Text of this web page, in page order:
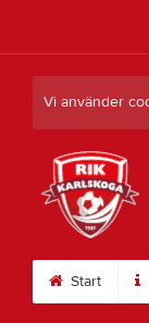
Vi använder
Start